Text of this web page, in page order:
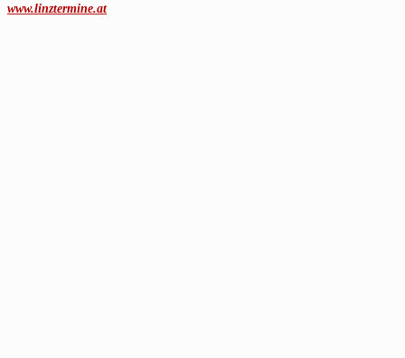
www.linztermine.at